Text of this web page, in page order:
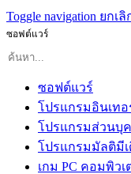
Toggle navigation ยกเลิ
ซอฟต์แวร์
ซอฟต์แวร์
โปรแกรมอินเทอ
โปรแกรมส่วนบุ
โปรแกรมมัลติมีเ
เกม PC คอมพิวเ